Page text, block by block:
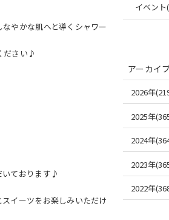
やかな肌へと導くシャワー
ださい♪
いております♪
イーツをお楽しみいただけ
イベント
アーカイ
2026年
2025年
2024年
2023年
2022年